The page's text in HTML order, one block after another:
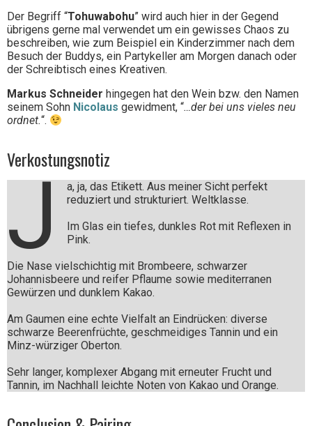
Der Begriff “Tohuwabohu” wird auch hier in der Gegend
übrigens gerne mal verwendet um ein gewisses Chaos zu
beschreiben, wie zum Beispiel ein Kinderzimmer nach dem
Besuch der Buddys, ein Partykeller am Morgen danach oder
der Schreibtisch eines Kreativen.
Markus Schneider hingegen hat den Wein bzw. den Namen
seinem Sohn Nicolaus gewidment, “…der bei uns vieles neu
ordnet.“.
Verkostungsnotiz
J
a, ja, das Etikett. Aus meiner Sicht perfekt
reduziert und strukturiert. Weltklasse.
Im Glas ein tiefes, dunkles Rot mit Reflexen in
Pink.
Die Nase vielschichtig mit Brombeere, schwarzer
Johannisbeere und reifer Pflaume sowie mediterranen
Gewürzen und dunklem Kakao.
Am Gaumen eine echte Vielfalt an Eindrücken: diverse
schwarze Beerenfrüchte, geschmeidiges Tannin und ein
Minz-würziger Oberton.
Sehr langer, komplexer Abgang mit erneuter Frucht und
Tannin, im Nachhall leichte Noten von Kakao und Orange.